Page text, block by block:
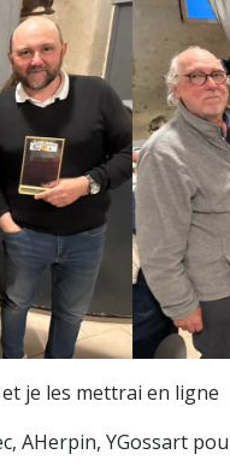
je les mettrai en ligne
AHerpin, YGossart